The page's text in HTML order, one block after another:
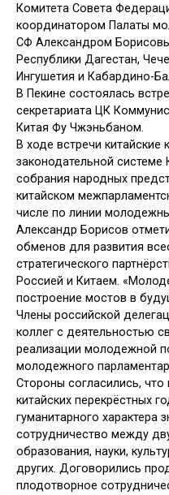
Комитета Совета
координатором Палаты
СФ Александром
Республики Дагестан,
Ингушетия и Кабардино-
В Пекине состоялась
секретариата ЦК
Китая Фу Чжэньбаном.
В ходе встречи китайские
законодательной системе
собрания народных
китайском
числе по линии
Александр Борисов
обменов для развития
стратегического
Россией и Китаем.
построение мостов в
Члены российской
коллег с деятельностью
реализации молодежной
молодежного
Стороны согласились,
китайских перекрёстных
гуманитарного характера
сотрудничество между
образования, науки,
других. Договорились
плодотворное